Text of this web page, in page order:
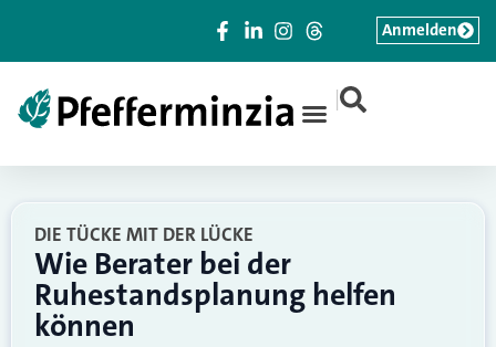
|
Anmelden
DIE TÜCKE MIT DER LÜCKE
Wie Berater bei der
Ruhestandsplanung helfen
können